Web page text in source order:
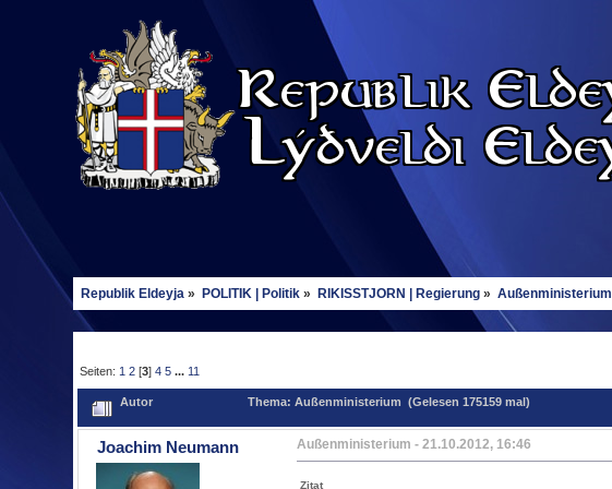
Republik Eldeyja » POLITIK | Politik » RIKISSTJORN | Regierung » Außenministerium
Seiten: 1 2 [3]4 5 ... 11
Autor Thema: Außenministerium (Gelesen 175159 mal)
Joachim Neumann Außenministerium - 21.10.2012, 16:46
Zitat